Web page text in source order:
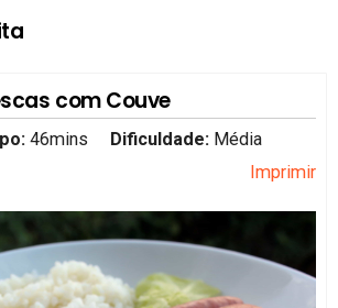
com Couve
46mins Dificuldade: Média
Imprimir